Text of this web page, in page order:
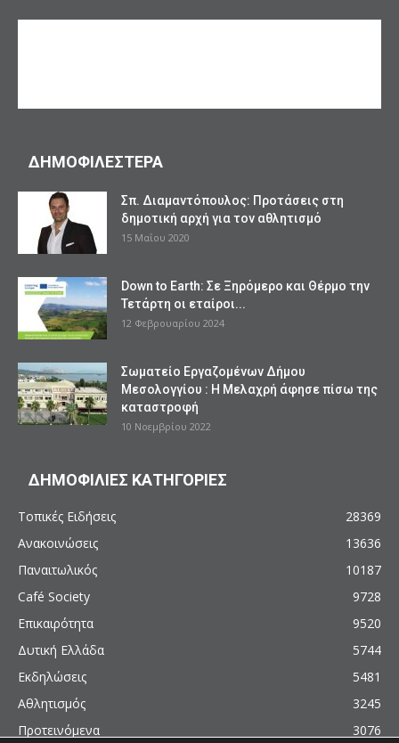
ΔΗΜΟΦΙΛΕΣΤΕΡΑ
Σπ. Διαμαντόπουλος: Προτάσεις στη
δημοτική αρχή για τον αθλητισμό
15 Μαΐου 2020
Down to Earth: Σε Ξηρόμερο και Θέρμο την
Τετάρτη οι εταίροι...
12 Φεβρουαρίου 2024
Σωματείο Εργαζομένων Δήμου
Μεσολογγίου : Η Μελαχρή άφησε πίσω της
καταστροφή
10 Νοεμβρίου 2022
ΔΗΜΟΦΙΛΙΕΣ ΚΑΤΗΓΟΡΙΕΣ
Τοπικές Ειδήσεις
28369
Ανακοινώσεις
13636
Παναιτωλικός
10187
Café Society
9728
Επικαιρότητα
9520
Δυτική Ελλάδα
5744
Εκδηλώσεις
5481
Αθλητισμός
3245
Προτεινόμενα
3076